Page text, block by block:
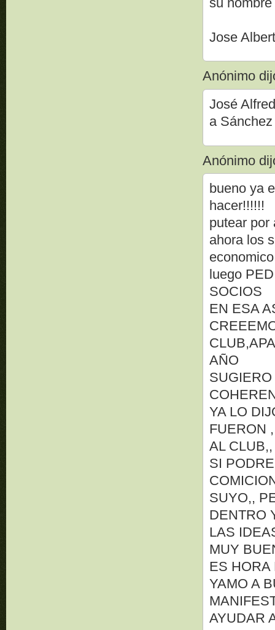
Jose
Anónimo
José
a
Anónimo
bueno ya
hacer!!!!!!
putear por
ahora los
luego
SOCIOS
EN ESA
AÑO
YA LO
FUERON
AL
SI
SUYO,,
DENTRO
LAS
MUY
ES HORA
YAMO A
AYUDAR